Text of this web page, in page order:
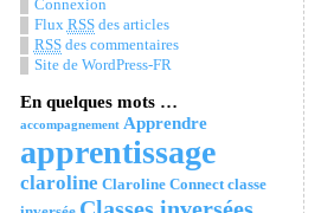
Connexion
Flux RSSdes articles
RSSdes commentaires
Site de WordPress-FR
En quelques mots …
accompagnement Apprendre
apprentissage
claroline Claroline Connect classe